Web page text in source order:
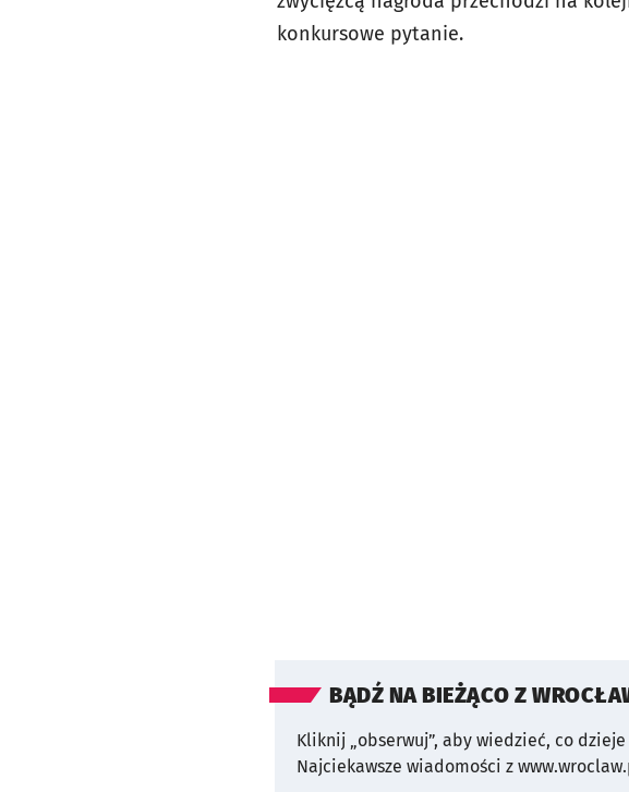
konkursowe pytanie.
BĄDŹ NA BIEŻĄCO Z
Kliknij „obserwuj”, aby wiedzieć, co dzieje
Najciekawsze wiadomości z